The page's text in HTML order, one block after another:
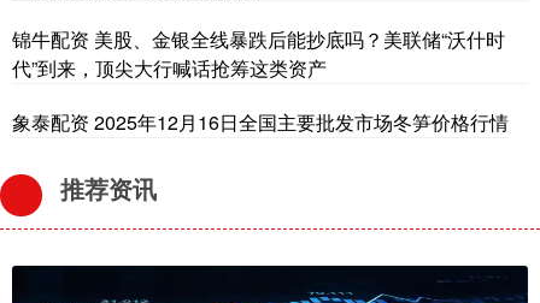
锦牛配资 美股、金银全线暴跌后能抄底吗？美联储“沃什时
代”到来，顶尖大行喊话抢筹这类资产
象泰配资 2025年12月16日全国主要批发市场冬笋价格行情
推荐资讯